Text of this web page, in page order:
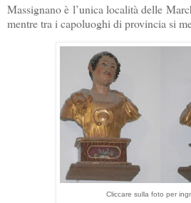
Massignano è l’unica località delle
mentre tra i capoluoghi di provincia si
Cliccare sulla foto per